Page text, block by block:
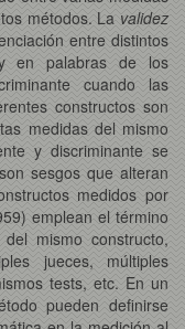
métodos. La validez
entre distintos
en palabras de los
cuando las
constructos son
medidas del mismo
y discriminante se
sesgos que alteran
medidos por
emplean el término
mismo constructo,
jueces, múltiples
tests, etc. En un
pueden definirse